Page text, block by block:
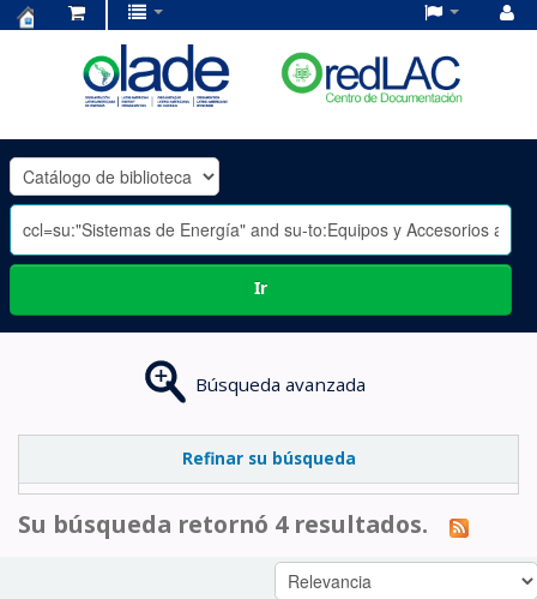
OLADE
-
Ir
Búsqueda avanzada
Refinar su búsqueda
Su búsqueda retornó 4 resultados.